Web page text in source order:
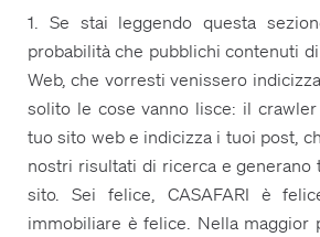
1. Se stai leggendo questa
probabilità che pubblichi contenuti
Web, che vorresti venissero
solito le cose vanno lisce: il crawler
tuo sito web e indicizza i tuoi post,
nostri risultati di ricerca e
sito. Sei felice, CASAFARI è
immobiliare è felice. Nella maggior